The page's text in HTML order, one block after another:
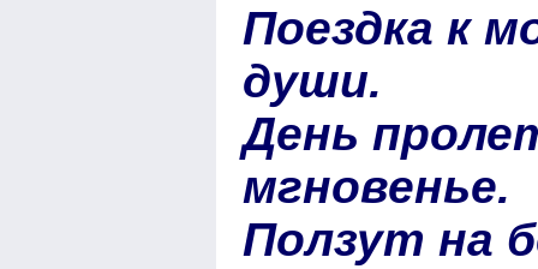
Поездка к
души.
День
мгновенье.
Ползут на